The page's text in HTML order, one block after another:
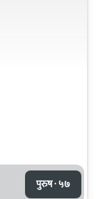
पुरुष · ५७